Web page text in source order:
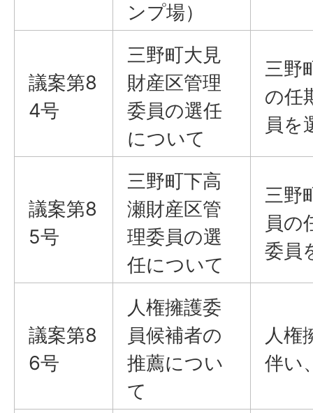
ンプ場）
議案第8
4号
三野町大見
財産区管理
委員の選任
について
三野
の任
員を
議案第8
5号
三野町下高
瀬財産区管
理委員の選
任について
三野
員の
委員
議案第8
6号
人権擁護委
員候補者の
推薦につい
て
人権
伴い